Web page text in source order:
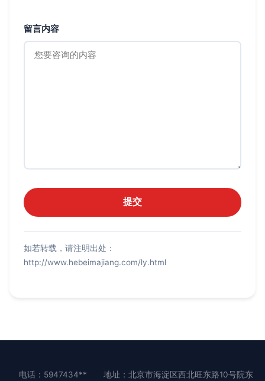
留言内容
如若转载，请注明出处：
http://www.hebeimajiang.com/ly.html
电话：5947434** 地址：北京市海淀区西北旺东路10号院东